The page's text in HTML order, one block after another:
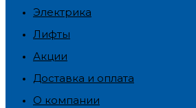
Электрика
Лифты
Акции
Доставка и оплата
О компании